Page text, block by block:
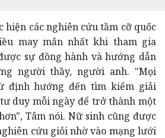
hiện các nghiên cứu tầm cỡ quốc
may mắn nhất khi tham gia
sự đồng hành và hướng dẫn
người thầy, người anh. "Mọi
định hướng đến tìm kiếm giải
duy mỗi ngày để trở thành một
Tâm nói. Nữ sinh cũng được
cứu giỏi nhờ vào mạng lưới